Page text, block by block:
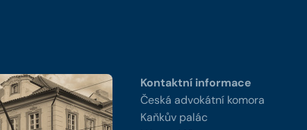
Kontaktní informace
Česká advokátní komora
Kaňkův palác